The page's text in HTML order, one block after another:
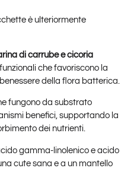
è ulteriormente
di carrube e cicoria
che favoriscono la
della flora batterica.
fungono da substrato
benefici, supportando la
dei nutrienti.
gamma-linolenico e acido
cute sana e a un mantello